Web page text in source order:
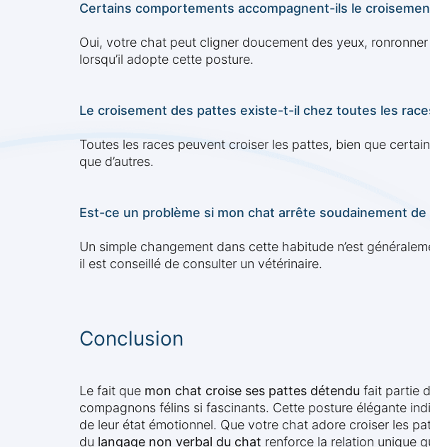
Certains comportements accompagnent-ils le
Oui, votre chat peut cligner doucement des yeux,
lorsqu’il adopte cette posture.
Le croisement des pattes existe-t-il chez toutes les
Toutes les races peuvent croiser les pattes, bien que
que d’autres.
Est-ce un problème si mon chat arrête soudainement
Un simple changement dans cette habitude n’est
il est conseillé de consulter un vétérinaire.
Conclusion
Le fait que mon chat croise ses pattes détendu fait partie
compagnons félins si fascinants. Cette posture élégante
de leur état émotionnel. Que votre chat adore croiser les
du langage non verbal du chat renforce la relation unique